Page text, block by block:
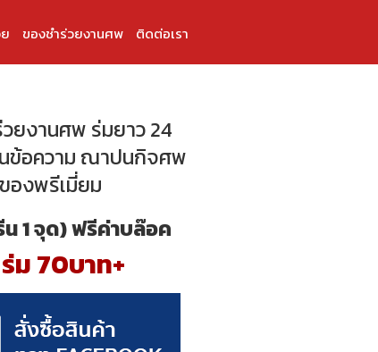
ของชำร่วยงานศพ ติดต่อเรา
ยงานศพ ร่มยาว 24
ข้อความ ณาปนกิจศพ
องพรีเมี่ยม
1 จุด) ฟรีค่าบล๊อค
ร่ม 70บาท+